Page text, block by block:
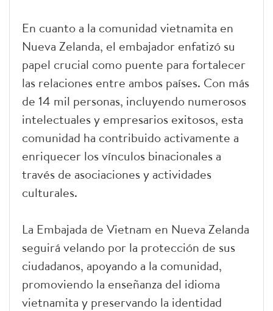
En cuanto a la comunidad vietnamita en
Nueva Zelanda, el embajador enfatizó su
papel crucial como puente para fortalecer
las relaciones entre ambos países. Con más
de 14 mil personas, incluyendo numerosos
intelectuales y empresarios exitosos, esta
comunidad ha contribuido activamente a
enriquecer los vínculos binacionales a
través de asociaciones y actividades
culturales.
La Embajada de Vietnam en Nueva Zelanda
seguirá velando por la protección de sus
ciudadanos, apoyando a la comunidad,
promoviendo la enseñanza del idioma
vietnamita y preservando la identidad